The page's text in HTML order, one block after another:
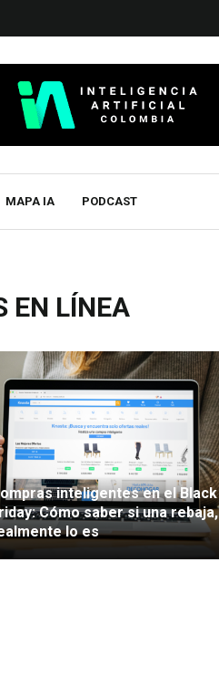
MAPA IA PODCAST
EN LÍNEA
inteligentes en el Black
Cómo saber si una rebaja,
lo es